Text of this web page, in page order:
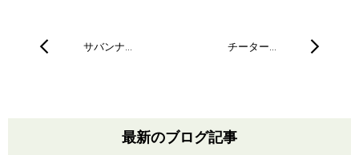
サバンナ… チーター…
最新のブログ記事